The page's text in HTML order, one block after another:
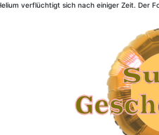
verflüchtigt sich nach einiger Zeit. Der